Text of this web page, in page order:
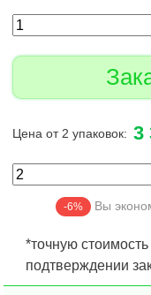
Цена от 2 упаковок: 3
-6% Вы
*точную
подтверждении